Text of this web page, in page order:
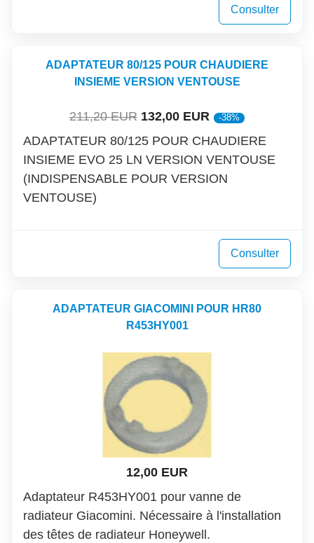
Consulter
ADAPTATEUR 80/125 POUR CHAUDIERE
INSIEME VERSION VENTOUSE
211,20 EUR 132,00 EUR -38%
ADAPTATEUR 80/125 POUR CHAUDIERE
INSIEME EVO 25 LN VERSION VENTOUSE
(INDISPENSABLE POUR VERSION
VENTOUSE)
Consulter
ADAPTATEUR GIACOMINI POUR HR80
R453HY001
12,00 EUR
Adaptateur R453HY001 pour vanne de
radiateur Giacomini. Nécessaire à l'installation
des têtes de radiateur Honeywell.